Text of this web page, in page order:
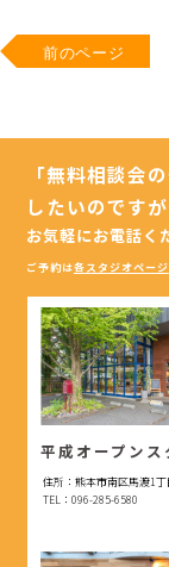
前のページ
「無料相談会
したいのですが
お気軽にお電話く
ご予約は各スタジオページ
平成オープンス
住所：熊本市南区馬渡1
TEL：096-285-6580